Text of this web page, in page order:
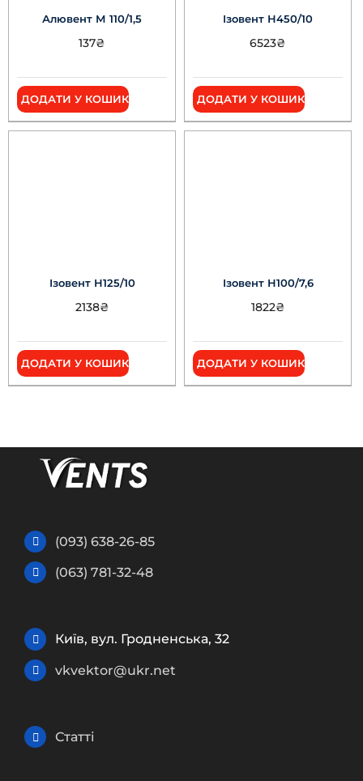
Алювент М 110/1,5
137₴
ДОДАТИ У КОШИК
Ізовент Н450/10
6523₴
ДОДАТИ У КОШИК
Ізовент Н125/10
2138₴
ДОДАТИ У КОШИК
Ізовент Н100/7,6
1822₴
ДОДАТИ У КОШИК
(093) 638-26-85
(063) 781-32-48
Київ, вул. Гродненська, 32
vkvektor@ukr.net
Статті